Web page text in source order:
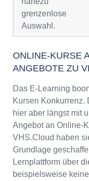
grenzenlose
Auswahl.
ONLINE-KURSE
ANGEBOTE ZU
Das E-Learning
Kursen Konkurrenz.
hier aber längst mit
Angebot an Online-
VHS.Cloud haben
Grundlage
Lernplattform über
beispielsweise